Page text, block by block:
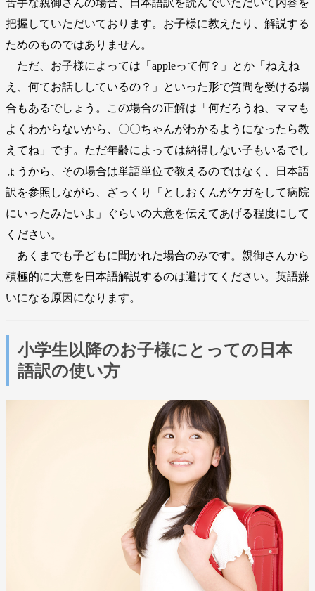
把握していただいております。お子様に教えたり、解説する
ためのものではありません。
ただ、お子様によっては「appleって何？」とか「ねえね
え、何てお話ししているの？」といった形で質問を受ける場
合もあるでしょう。この場合の正解は「何だろうね、ママも
よくわからないから、〇〇ちゃんがわかるようになったら教
えてね」です。ただ年齢によっては納得しない子もいるでし
ょうから、その場合は単語単位で教えるのではなく、日本語
訳を参照しながら、ざっくり「としおくんがケガをして病院
にいったみたいよ」ぐらいの大意を伝えてあげる程度にして
ください。
あくまでも子どもに聞かれた場合のみです。親御さんから
積極的に大意を日本語解説するのは避けてください。英語嫌
いになる原因になります。
小学生以降のお子様にとっての日本
語訳の使い方